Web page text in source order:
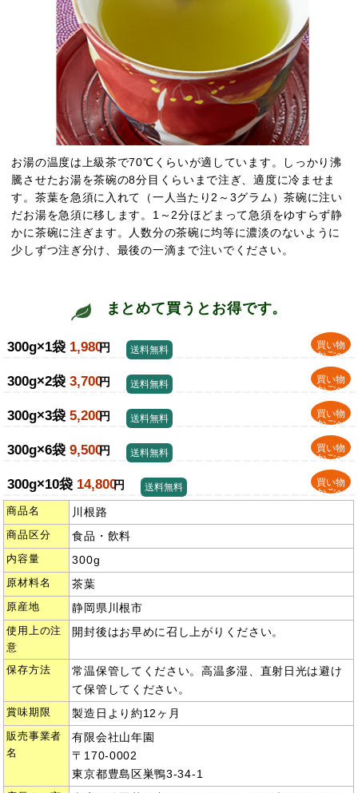
お湯の温度は上級茶で70℃くらいが適しています。しっかり沸
騰させたお湯を茶碗の8分目くらいまで注ぎ、適度に冷ませま
す。茶葉を急須に入れて（一人当たり2～3グラム）茶碗に注い
だお湯を急須に移します。1～2分ほどまって急須をゆすらず静
かに茶碗に注ぎます。人数分の茶碗に均等に濃淡のないように
少しずつ注ぎ分け、最後の一滴まで注いでください。
まとめて買うとお得です。
300g×1袋 1,980円
買い物
かごへ
送料無料
300g×2袋 3,700円
買い物
かごへ
送料無料
300g×3袋 5,200円
買い物
かごへ
送料無料
300g×6袋 9,500円
買い物
かごへ
送料無料
300g×10袋 14,800円
買い物
かごへ
送料無料
商品名 川根路
商品区分 食品・飲料
内容量 300g
原材料名 茶葉
原産地 静岡県川根市
使用上の注
意
開封後はお早めに召し上がりください。
保存方法
常温保管してください。高温多湿、直射日光は避け
て保管してください。
賞味期限 製造日より約12ヶ月
販売事業者
名
有限会社山年園
〒170-0002
東京都豊島区巣鴨3-34-1